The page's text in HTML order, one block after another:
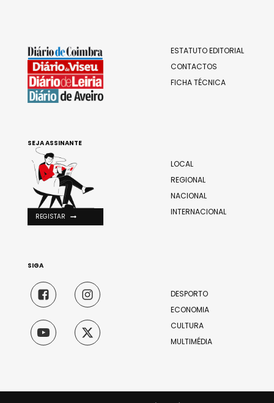
ESTATUTO EDITORIAL
CONTACTOS
FICHA TÉCNICA
LOCAL
REGIONAL
NACIONAL
INTERNACIONAL
DESPORTO
ECONOMIA
CULTURA
MULTIMÉDIA
SEJA ASSINANTE
REGISTAR
SIGA